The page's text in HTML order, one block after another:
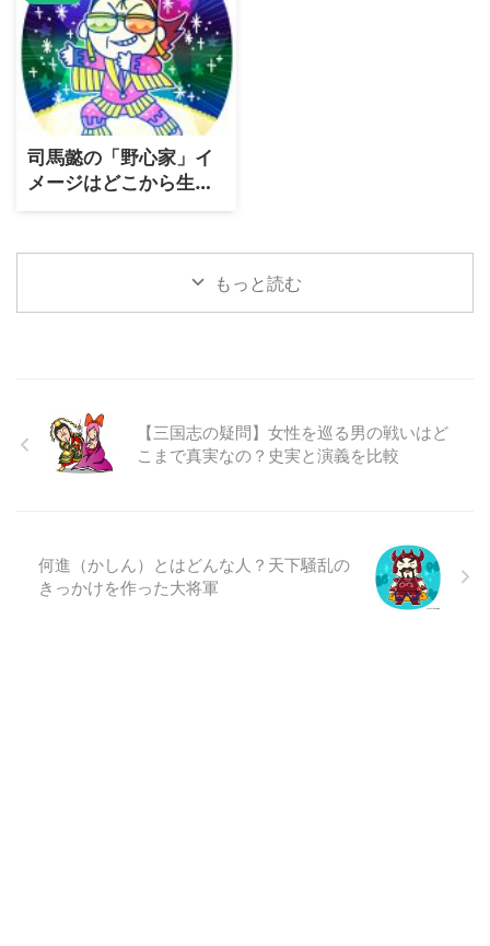
司馬懿の「野心家」イ
メージはどこから生ま
れた？
もっと読む
【三国志の疑問】女性を巡る男の戦いはど
こまで真実なの？史実と演義を比較
何進（かしん）とはどんな人？天下騒乱の
きっかけを作った大将軍